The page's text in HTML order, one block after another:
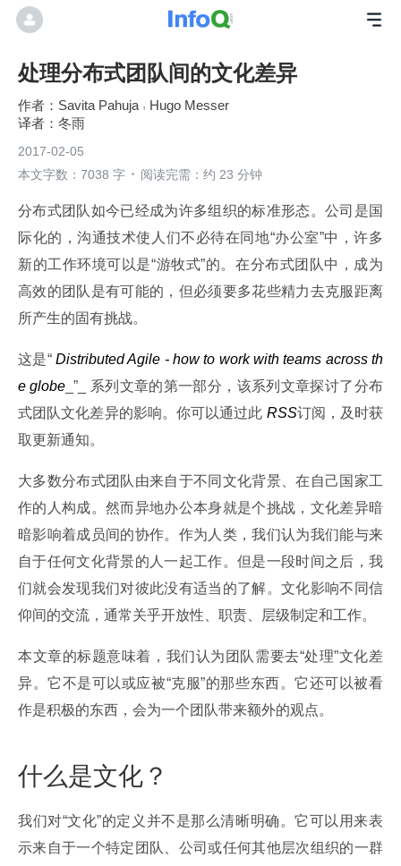
处理分布式团队间的文化差异
Savita Pahuja
Hugo Messer
冬雨
2017-02-05
本文字数：7038 字
阅读完需：约 23 分钟
分布式团队如今已经成为许多组织的标准形态。公司是国
际化的，沟通技术使人们不必待在同地“办公室”中，许多
新的工作环境可以是“游牧式”的。在分布式团队中，成为
高效的团队是有可能的，但必须要多花些精力去克服距离
所产生的固有挑战。
这是“ Distributed Agile - how to work with teams across th
e globe _”_ 系列文章的第一部分，该系列文章探讨了分布
式团队文化差异的影响。你可以通过此 RSS订阅，及时获
取更新通知。
大多数分布式团队由来自于不同文化背景、在自己国家工
作的人构成。然而异地办公本身就是个挑战，文化差异暗
暗影响着成员间的协作。作为人类，我们认为我们能与来
自于任何文化背景的人一起工作。但是一段时间之后，我
们就会发现我们对彼此没有适当的了解。文化影响不同信
仰间的交流，通常关乎开放性、职责、层级制定和工作。
本文章的标题意味着，我们认为团队需要去“处理”文化差
异。它不是可以或应被“克服”的那些东西。它还可以被看
作是积极的东西，会为一个团队带来额外的观点。
什么是文化？
我们对“文化”的定义并不是那么清晰明确。它可以用来表
示来自于一个特定团队、公司或任何其他层次组织的一群